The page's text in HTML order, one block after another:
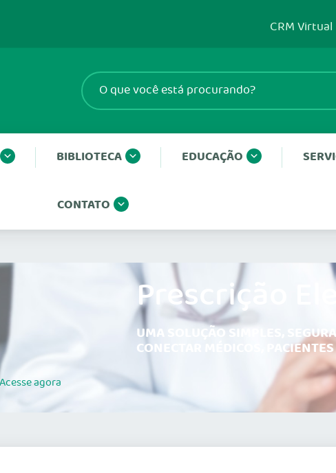
CRM Virtual
BIBLIOTECA EDUCAÇÃO
CONTATO
Acesseagora
Prescrição
UMA SOLUÇÃO SIMPLES,
CONECTAR MÉDICOS,